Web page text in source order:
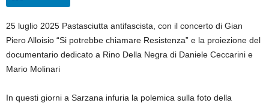
25 luglio 2025 Pastasciutta antifascista, con il concerto di Gian
Piero Alloisio “Si potrebbe chiamare Resistenza” e la proiezione del
documentario dedicato a Rino Della Negra di Daniele Ceccarini e
Mario Molinari
In questi giorni a Sarzana infuria la polemica sulla foto della